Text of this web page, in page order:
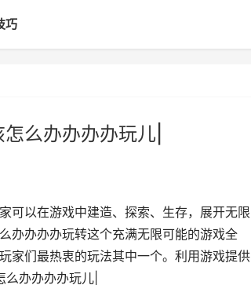
巧
么办办办办玩儿|
可以在游戏中建造、探索、生存，展开无限
办办办办玩转这个充满无限可能的游戏全
家们最热衷的玩法其中一个。利用游戏提供
办办办办玩儿|